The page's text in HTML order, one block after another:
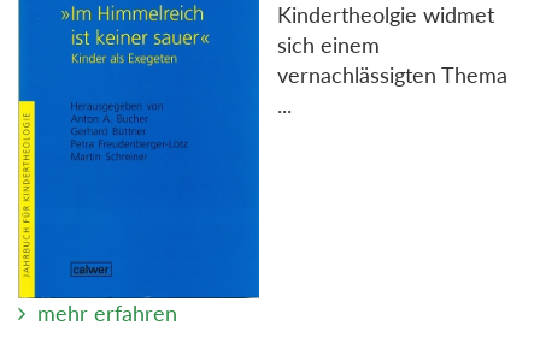
Kindertheolgie widmet
sich einem
vernachlässigten Thema
...
mehr erfahren